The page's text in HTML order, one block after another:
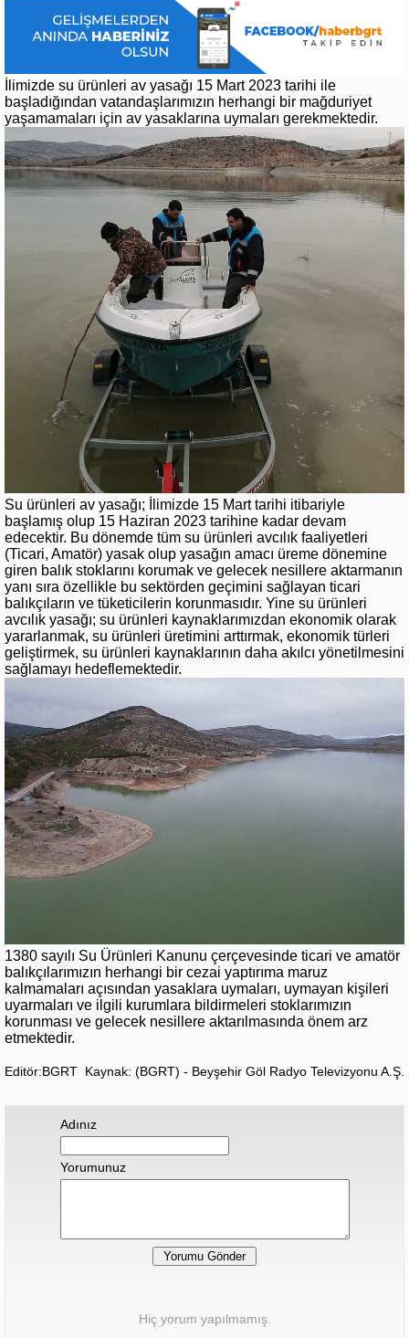
İlimizde su ürünleri av yasağı 15 Mart 2023 tarihi ile
başladığından vatandaşlarımızın herhangi bir mağduriyet
yaşamamaları için av yasaklarına uymaları gerekmektedir.
Su ürünleri av yasağı; İlimizde 15 Mart tarihi itibariyle
başlamış olup 15 Haziran 2023 tarihine kadar devam
edecektir. Bu dönemde tüm su ürünleri avcılık faaliyetleri
(Ticari, Amatör) yasak olup yasağın amacı üreme dönemine
giren balık stoklarını korumak ve gelecek nesillere aktarmanın
yanı sıra özellikle bu sektörden geçimini sağlayan ticari
balıkçıların ve tüketicilerin korunmasıdır. Yine su ürünleri
avcılık yasağı; su ürünleri kaynaklarımızdan ekonomik olarak
yararlanmak, su ürünleri üretimini arttırmak, ekonomik türleri
geliştirmek, su ürünleri kaynaklarının daha akılcı yönetilmesini
sağlamayı hedeflemektedir.
1380 sayılı Su Ürünleri Kanunu çerçevesinde ticari ve amatör
balıkçılarımızın herhangi bir cezai yaptırıma maruz
kalmamaları açısından yasaklara uymaları, uymayan kişileri
uyarmaları ve ilgili kurumlara bildirmeleri stoklarımızın
korunması ve gelecek nesillere aktarılmasında önem arz
etmektedir.
Editör:BGRT Kaynak: (BGRT) - Beyşehir Göl Radyo Televizyonu A.Ş.
Adınız
Yorumunuz
Hiç yorum yapılmamış.